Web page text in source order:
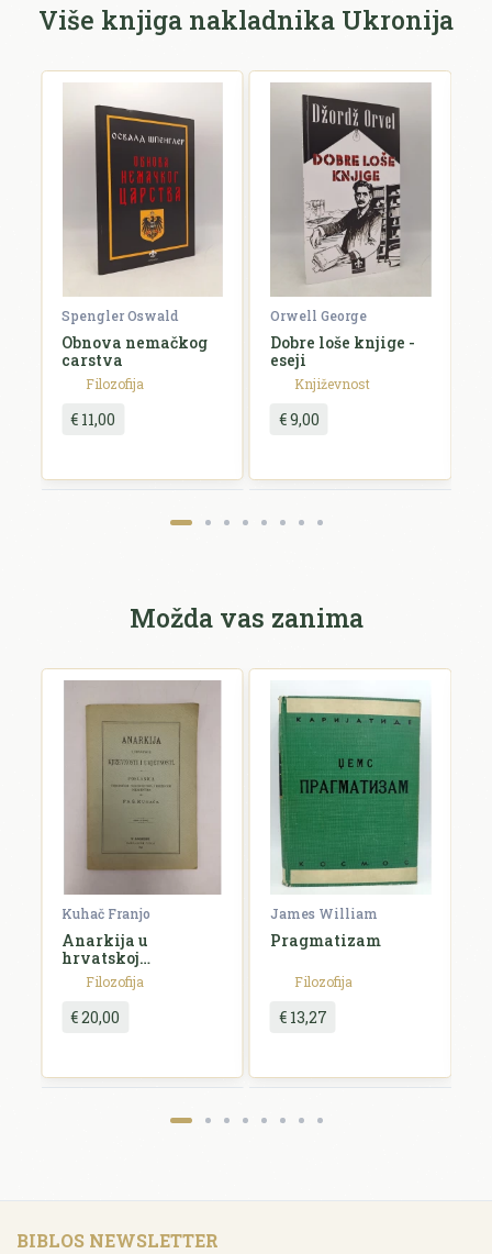
Više knjiga nakladnika Ukronija
Spengler Oswald
Obnova nemačkog
carstva
Filozofija
€ 11,00
Orwell George
Dobre loše knjige -
eseji
Književnost
€ 9,00
Možda vas zanima
Kuhač Franjo
Anarkija u
hrvatskoj
književnosti i
umjetnosti
Filozofija
€ 20,00
James William
Pragmatizam
Filozofija
€ 13,27
BIBLOS NEWSLETTER